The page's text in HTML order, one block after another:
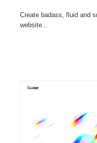
Create badass, fluid and
website...